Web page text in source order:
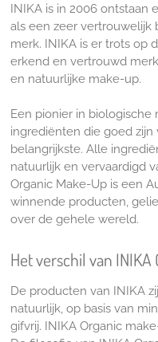
INIKA is in 2006 ontstaan
als een zeer vertrouwelijk
merk. INIKA is er trots op
erkend en vertrouwd
en natuurlijke make-up.
Een pionier in
ingrediënten die goed zijn
belangrijkste. Alle
natuurlijk en vervaardigd
Organic Make-Up is een
winnende producten,
over de gehele wereld.
Het verschil van
De producten van INIKA
natuurlijk, op basis van
gifvrij. INIKA Organic